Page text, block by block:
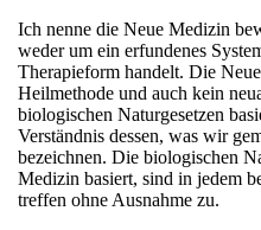
Ich nenne die Neue Medizin
weder um ein erfundenes
Therapieform handelt. Die
Heilmethode und auch kein
biologischen Naturgesetzen
Verständnis dessen, was wir
bezeichnen. Die biologischen
Medizin basiert, sind in jedem
treffen ohne Ausnahme zu.